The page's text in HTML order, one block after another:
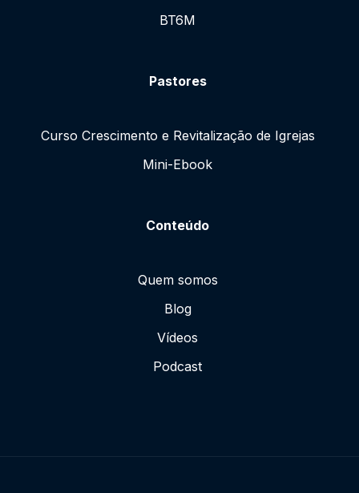
BT6M
Pastores
Curso Crescimento e Revitalização de Igrejas
Mini-Ebook
Conteúdo
Quem somos
Blog
Vídeos
Podcast